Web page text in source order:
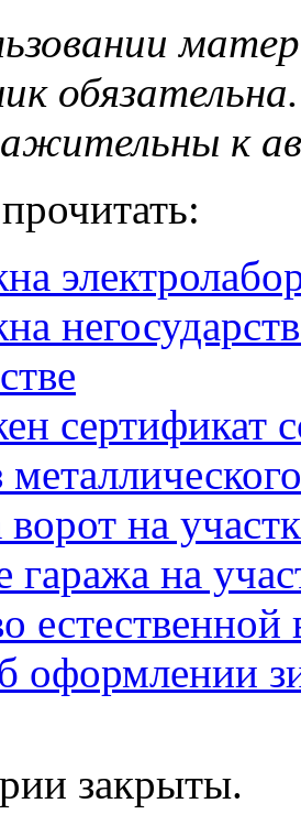
обязательна.
к
сертификат
на
гаража на
естественной
оформлении
закрыты.